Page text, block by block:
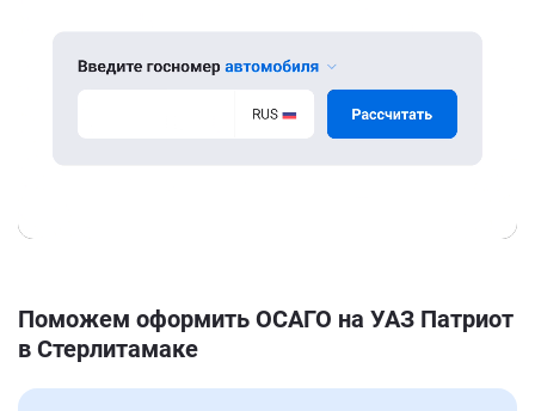
Поможем оформить ОСАГО на УАЗ Патриот
в Стерлитамаке